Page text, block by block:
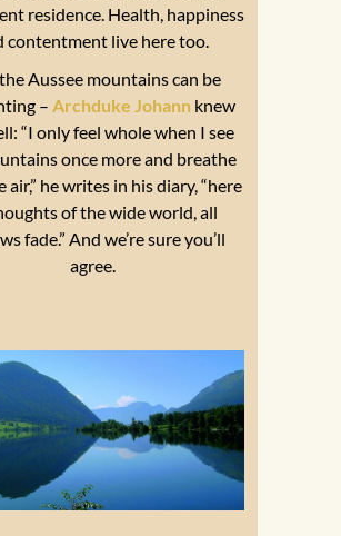
residence. Health, happiness
contentment live here too.
Aussee mountains can be
– Archduke Johannknew
“I only feel whole when I see
once more and breathe
air,” he writes in his diary, “here
of the wide world, all
fade.” And we’re sure you’ll
agree.